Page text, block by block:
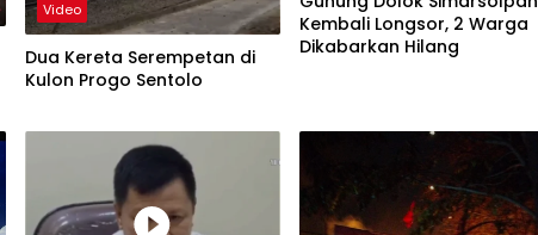
Video
Dua Kereta Serempetan di
Kulon Progo Sentolo
Kembali Longsor, 2 Warga
Dikabarkan Hilang